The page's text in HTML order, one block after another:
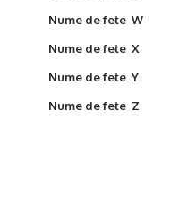
Nume de fete W
Nume de fete X
Nume de fete Y
Nume de fete Z